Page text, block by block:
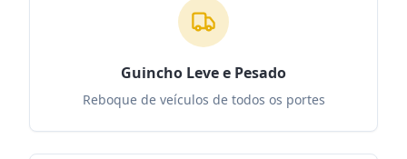
Guincho Leve e Pesado
Reboque de veículos de todos os portes